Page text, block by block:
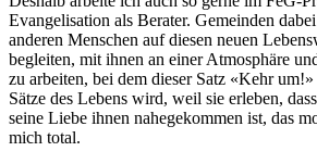
Evangelisation als Berater. Gemeinden
anderen Menschen auf diesen neuen
begleiten, mit ihnen an einer Atmosphäre
zu arbeiten, bei dem dieser Satz «Kehr um!»
Sätze des Lebens wird, weil sie erleben,
seine Liebe ihnen nahegekommen ist, das
mich total.